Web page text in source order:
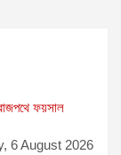
ফয়সাল
6 August 2026